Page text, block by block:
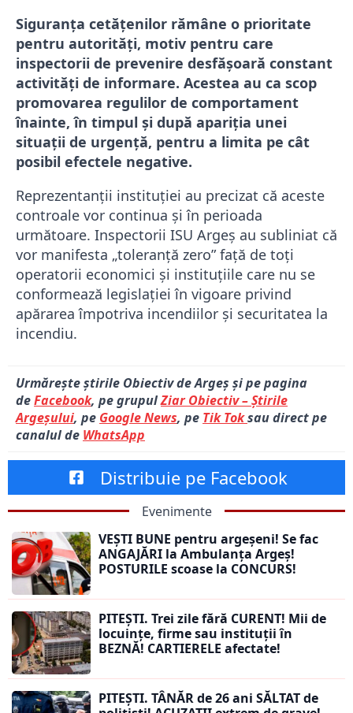
Siguranța cetățenilor rămâne o prioritate
pentru autorități, motiv pentru care
inspectorii de prevenire desfășoară constant
activități de informare. Acestea au ca scop
promovarea regulilor de comportament
înainte, în timpul și după apariția unei
situații de urgență, pentru a limita pe cât
posibil efectele negative.
Reprezentanții instituției au precizat că aceste
controale vor continua și în perioada
următoare. Inspectorii ISU Argeș au subliniat că
vor manifesta „toleranță zero” față de toți
operatorii economici și instituțiile care nu se
conformează legislației în vigoare privind
apărarea împotriva incendiilor și securitatea la
incendiu.
Urmărește știrile Obiectiv de Argeș și pe pagina
deFacebook, pe grupulZiar Obiectiv – Știrile
Argeșului, pe Google News, pe Tik Toksau direct pe
canalul de WhatsApp
Distribuie pe Facebook
Evenimente
VEȘTI BUNE pentru argeșeni! Se fac
ANGAJĂRI la Ambulanța Argeș!
POSTURILE scoase la CONCURS!
PITEȘTI. Trei zile fără CURENT! Mii de
locuințe, firme sau instituții în
BEZNĂ! CARTIERELE afectate!
PITEȘTI. TÂNĂR de 26 ani SĂLTAT de